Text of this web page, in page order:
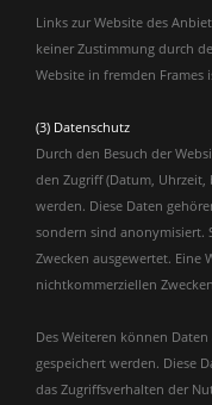
Links zur Website des
keiner Zustimmung durch
Website in fremden Frames
(3) Datenschutz
Durch den Besuch der
den Zugriff (Datum, Uhrzeit,
werden. Diese Daten
sondern sind anonymisiert.
Zwecken ausgewertet. Eine
nichtkommerziellen
Des Weiteren können
gespeichert werden. Diese
das Zugriffsverhalten der